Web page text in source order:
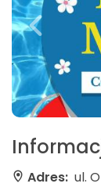
Adres: ul.